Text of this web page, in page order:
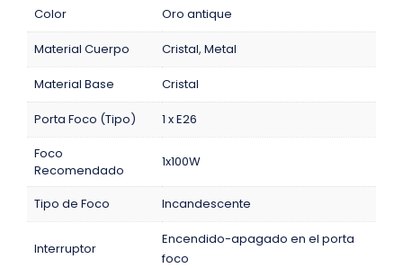
Color Oro antique
Material Cuerpo Cristal, Metal
Material Base Cristal
Porta Foco (Tipo)
1 x E26
Foco
Recomendado
1x100W
Tipo de Foco Incandescente
Interruptor
Encendido-apagado en el porta
foco